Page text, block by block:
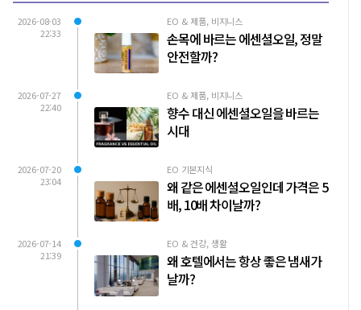
2026-08-03
22:33
EO & 제품, 비지니스
손목에 바르는 에센셜오일, 정말
안전할까?
2026-07-27
22:40
EO & 제품, 비지니스
향수 대신 에센셜오일을 바르는
시대
2026-07-20
23:04
EO 기본지식
왜 같은 에센셜오일인데 가격은 5
배, 10배 차이날까?
2026-07-14
21:39
EO & 건강, 생활
왜 호텔에서는 항상 좋은 냄새가
날까?